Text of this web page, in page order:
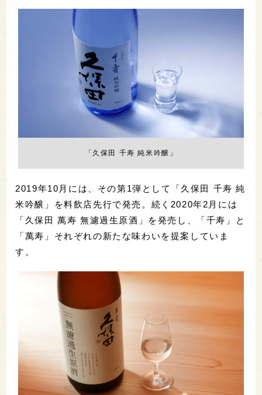
「久保田 千寿 純米吟醸」
2019年10月には、その第1弾として「久保田 千寿 純
米吟醸」を料飲店先行で発売。続く2020年2月には
「久保田 萬寿 無濾過生原酒」を発売し、「千寿」と
「萬寿」それぞれの新たな味わいを提案していま
す。